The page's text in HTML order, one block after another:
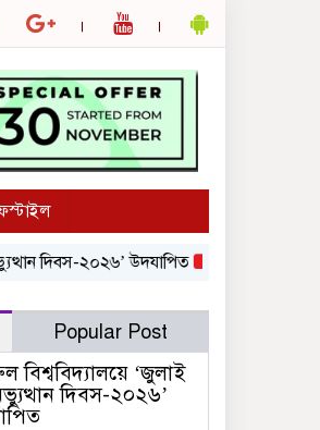
দিবস-২০২৬’ উদযাপিত জুলাই গণঅভ্যুত্থান
Popular Post
বিশ্ববিদ্যালয়ে ‘জুলাই
দিবস-২০২৬’